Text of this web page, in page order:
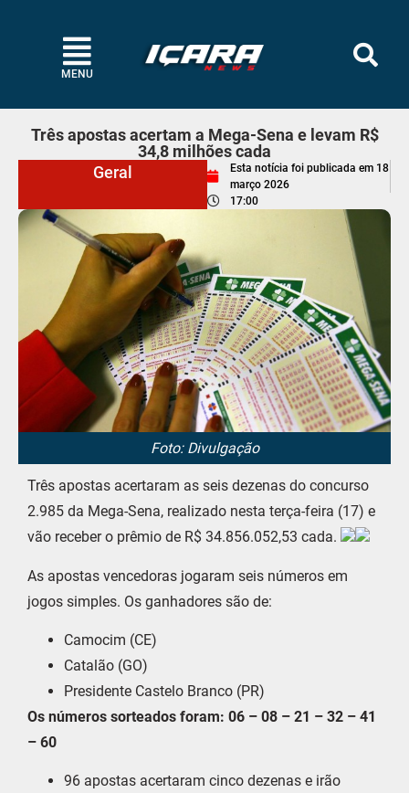
MENU
Três apostas acertam a Mega-Sena e levam R$
34,8 milhões cada
Geral
Esta notícia foi publicada em 18
março 2026
17:00
Foto: Divulgação
Três apostas acertaram as seis dezenas do concurso
2.985 da Mega-Sena, realizado nesta terça-feira (17) e
vão receber o prêmio de R$ 34.856.052,53 cada.
As apostas vencedoras jogaram seis números em
jogos simples. Os ganhadores são de:
Camocim (CE)
Catalão (GO)
Presidente Castelo Branco (PR)
Os números sorteados foram: 06 – 08 – 21 – 32 – 41
– 60
96 apostas acertaram cinco dezenas e irão